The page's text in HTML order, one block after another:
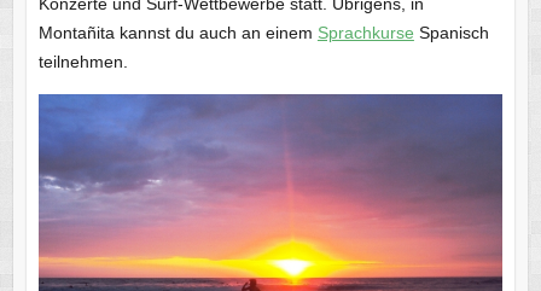
Montañita kannst du auch an einem Sprachkurse Spanisch
teilnehmen.